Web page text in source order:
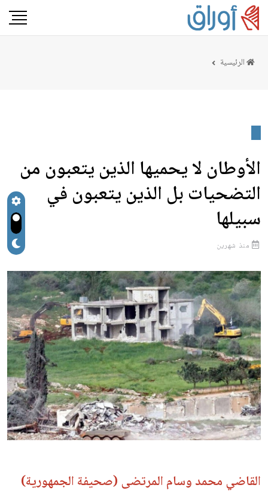
الرئيسية
الأوطان لا يحميها الذين يتعبون من
التضحيات بل الذين يتعبون في
سبيلها
منذ شهرين
القاضي محمد وسام المرتضى (صحيفة الجمهورية)